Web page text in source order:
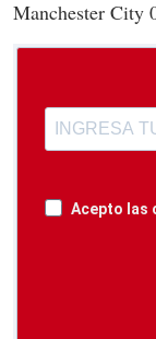
Manchester City
Acepto las